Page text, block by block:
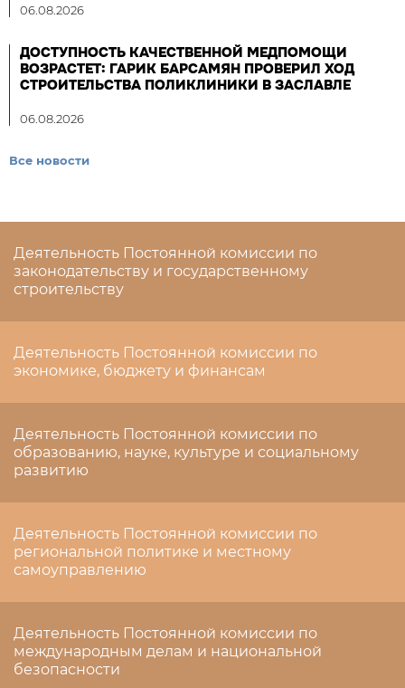
06.08.2026
ДОСТУПНОСТЬ КАЧЕСТВЕННОЙ МЕДПОМОЩИ
ВОЗРАСТЕТ: ГАРИК БАРСАМЯН ПРОВЕРИЛ ХОД
СТРОИТЕЛЬСТВА ПОЛИКЛИНИКИ В ЗАСЛАВЛЕ
06.08.2026
Все новости
Деятельность Постоянной комиссии по
законодательству и государственному
строительству
Деятельность Постоянной комиссии по
экономике, бюджету и финансам
Деятельность Постоянной комиссии по
образованию, науке, культуре и социальному
развитию
Деятельность Постоянной комиссии по
региональной политике и местному
самоуправлению
Деятельность Постоянной комиссии по
международным делам и национальной
безопасности